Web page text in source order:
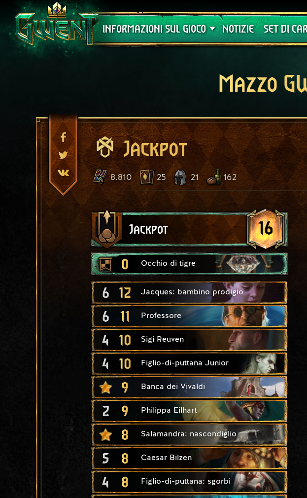
INFORMAZIONI SUL GIOCO
Assistenza
NOTIZIE SET DI
Crimson
Mazzo
Jackpot
8.810 25 21 162
Jackpot 16
0 Occhio di tigre
6 12 Jacques: bambino prodigio
6 11 Professore
4 10 Sigi Reuven
4 10 Figlio-di-puttana Junior
9 Banca dei Vivaldi
2 9 Philippa Eilhart
8 Salamandra: nascondiglio
5 8 Caesar Bilzen
4 8 Figlio-di-puttana: sgorbi